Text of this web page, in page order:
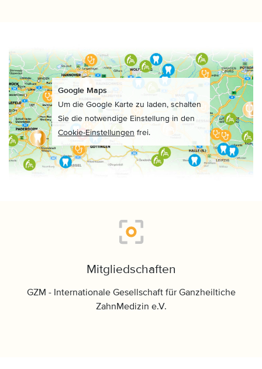
Google Maps
Um die Google Karte zu laden, schalten
Sie die notwendige Einstellung in den
Cookie-Einstellungen frei.
Mitgliedschaften
GZM - Internationale Gesellschaft für Ganzheiltiche
ZahnMedizin e.V.